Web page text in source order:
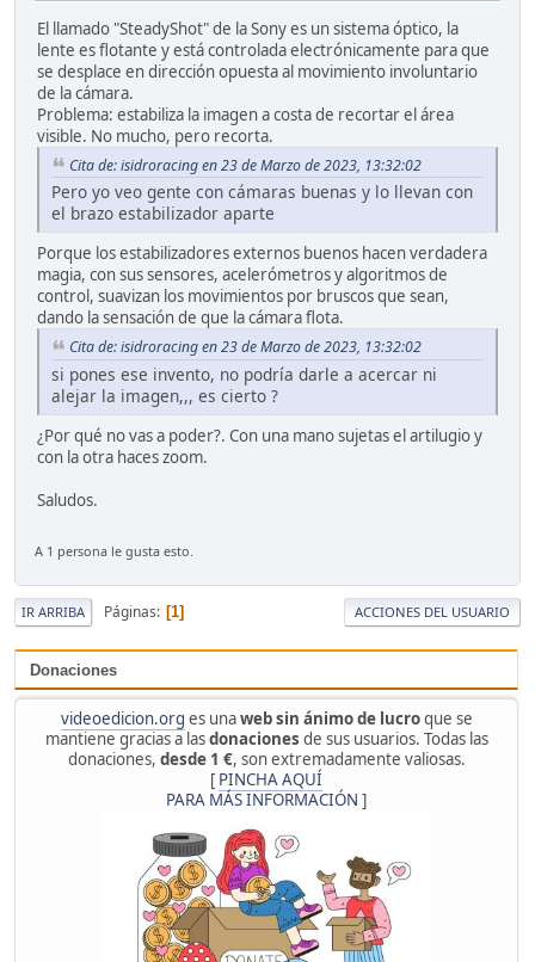
Donaciones
videoedicion.org es unaweb sin ánimo de lucroque se
mantiene gracias a lasdonaciones de sus usuarios. Todas las
donaciones, desde 1 €, son extremadamente valiosas.
[ PINCHA AQUÍ
PARA MÁS INFORMACIÓN ]
El llamado "SteadyShot" de la Sony es un sistema óptico, la
lente es flotante y está controlada electrónicamente para que
se desplace en dirección opuesta al movimiento involuntario
de la cámara.
Problema: estabiliza la imagen a costa de recortar el área
visible. No mucho, pero recorta.
Cita de: isidroracing en 23 de Marzo de 2023, 13:32:02
Pero yo veo gente con cámaras buenas y lo llevan con
el brazo estabilizador aparte
Porque los estabilizadores externos buenos hacen verdadera
magia, con sus sensores, acelerómetros y algoritmos de
control, suavizan los movimientos por bruscos que sean,
dando la sensación de que la cámara flota.
Cita de: isidroracing en 23 de Marzo de 2023, 13:32:02
si pones ese invento, no podría darle a acercar ni
alejar la imagen,,, es cierto ?
¿Por qué no vas a poder?. Con una mano sujetas el artilugio y
con la otra haces zoom.
Saludos.
A 1 persona le gusta esto.
IR ARRIBA Páginas 1 ACCIONES DEL USUARIO